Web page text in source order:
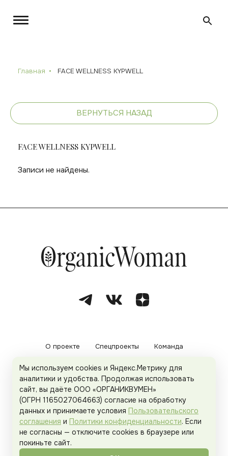
Главная FACE WELLNESS KYPWELL
ВЕРНУТЬСЯ НАЗАД
FACE WELLNESS KYPWELL
Записи не найдены.
О проекте Спецпроекты Команда
Рекламодателям Политика конфиденциальности
Пользовательское соглашение
Organicwoman.ru . Все права защищены.
Мы используем cookies и Яндекс.Метрику для
аналитики и удобства. Продолжая использовать
сайт, вы даёте ООО «ОРГАНИКВУМЕН»
(ОГРН 1165027064663) согласие на обработку
данных и принимаете условия Пользовательского
соглашения и Политики конфиденциальности. Если
не согласны — отключите cookies в браузере или
покиньте сайт.